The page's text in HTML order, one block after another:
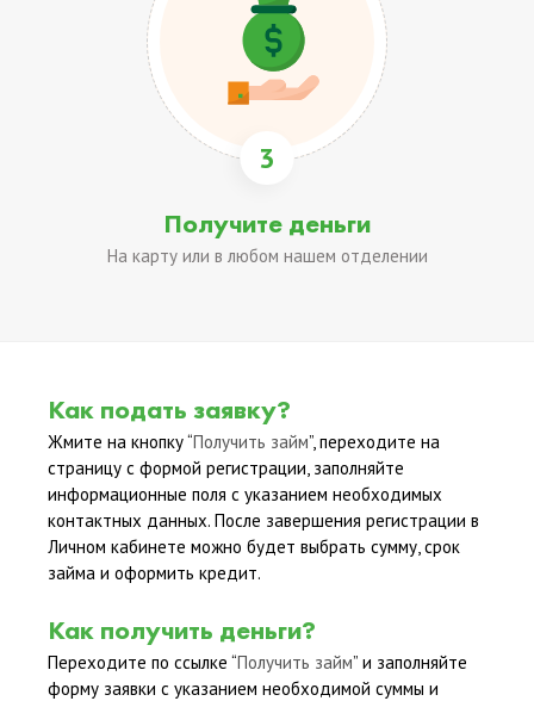
3
Получите деньги
На карту или в любом нашем отделении
Как подать заявку?
Жмите на кнопку “Получить займ”, переходите на
страницу с формой регистрации, заполняйте
информационные поля с указанием необходимых
контактных данных. После завершения регистрации в
Личном кабинете можно будет выбрать сумму, срок
займа и оформить кредит.
Как получить деньги?
Переходите по ссылке “Получить займ” и заполняйте
форму заявки с указанием необходимой суммы и